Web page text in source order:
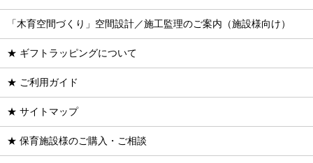
「木育空間づくり」空間設計／施工監理のご案内（施設様向け）
★ ギフトラッピングについて
★ ご利用ガイド
★ サイトマップ
★ 保育施設様のご購入・ご相談